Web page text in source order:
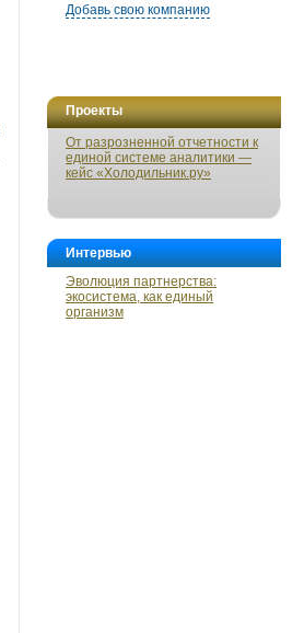
Добавь свою компанию
Проекты
От разрозненной отчетности к
единой системе аналитики —
кейс «Холодильник.ру»
Интервью
Эволюция партнерства:
экосистема, как единый
организм